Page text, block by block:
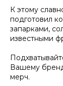
К этому
подготовил
запарками,
известными
Вашему
мерч.